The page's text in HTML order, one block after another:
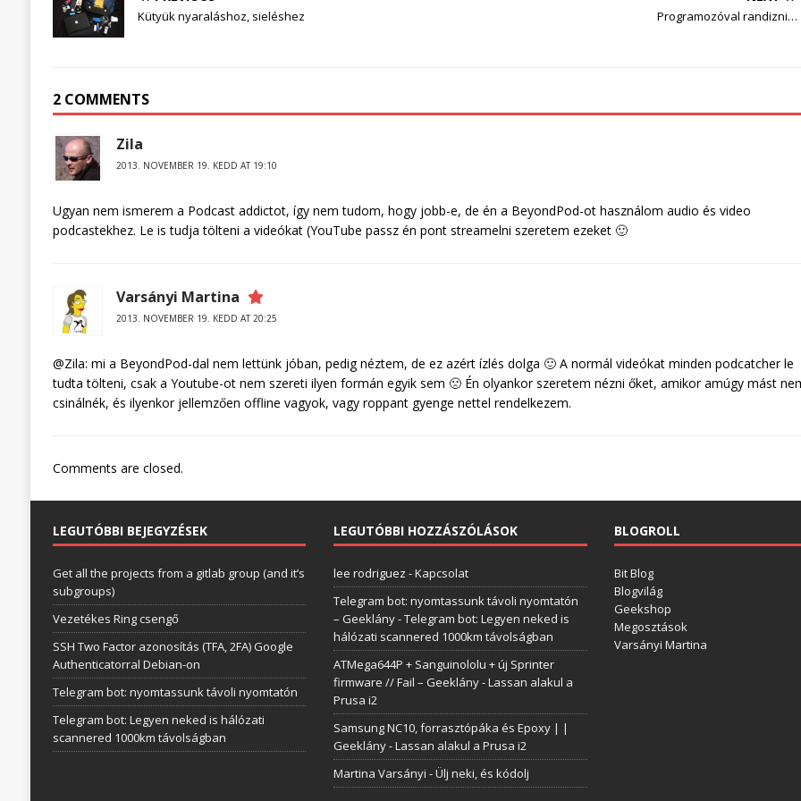
Kütyük nyaraláshoz, sieléshez Programozóval randizni…
2 COMMENTS
Zila
2013. NOVEMBER 19. KEDD AT 19:10
Ugyan nem ismerem a Podcast addictot, így nem tudom, hogy jobb-e, de én a BeyondPod-ot használom audio és video
podcastekhez. Le is tudja tölteni a videókat (YouTube passz én pont streamelni szeretem ezeket 🙂
Varsányi Martina
2013. NOVEMBER 19. KEDD AT 20:25
@Zila: mi a BeyondPod-dal nem lettünk jóban, pedig néztem, de ez azért ízlés dolga 🙂 A normál videókat minden podcatcher le
tudta tölteni, csak a Youtube-ot nem szereti ilyen formán egyik sem 🙁 Én olyankor szeretem nézni őket, amikor amúgy mást
csinálnék, és ilyenkor jellemzően offline vagyok, vagy roppant gyenge nettel rendelkezem.
Comments are closed.
LEGUTÓBBI BEJEGYZÉSEK
Get all the projects from a gitlab group (and it’s
subgroups)
Vezetékes Ring csengő
SSH Two Factor azonosítás (TFA, 2FA) Google
Authenticatorral Debian-on
Telegram bot: nyomtassunk távoli nyomtatón
Telegram bot: Legyen neked is hálózati
scannered 1000km távolságban
LEGUTÓBBI HOZZÁSZÓLÁSOK
lee rodriguez -Kapcsolat
Telegram bot: nyomtassunk távoli nyomtatón
– Geeklány-Telegram bot: Legyen neked is
hálózati scannered 1000km távolságban
ATMega644P + Sanguinololu + új Sprinter
firmware // Fail – Geeklány-Lassan alakul a
Prusa i2
Samsung NC10, forrasztópáka és Epoxy | |
Geeklány-Lassan alakul a Prusa i2
Martina Varsányi -Ülj neki, és kódolj
BLOGROLL
Bit Blog
Blogvilág
Geekshop
Megosztások
Varsányi Martina